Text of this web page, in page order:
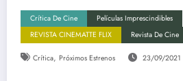
Crítica De Cine
Películas Imprescindibles
REVISTA CINEMATTE FLIX
Revista De Cine
Crítica, Próximos Estrenos 23/09/2021